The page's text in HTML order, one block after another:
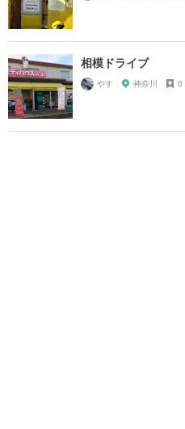
相模ドライブ
やす 神奈川 0